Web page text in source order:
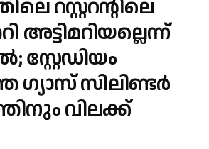
റസ്റ്ററന്റിലെ
അട്ടിമറിയല്ലെന്ന്
സ്റ്റേഡിയം
​ഗ്യാസ് സിലിണ്ടർ
വിലക്ക്